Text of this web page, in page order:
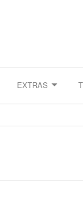
EXTRAS